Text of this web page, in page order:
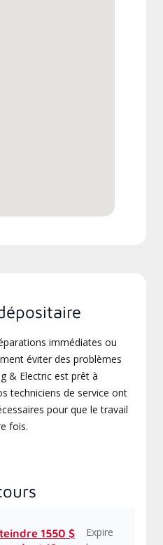
immédiates ou
éviter des problèmes
& Electric est prêt à
techniciens de service ont
pour que le travail
fois.
1550 $
Expire